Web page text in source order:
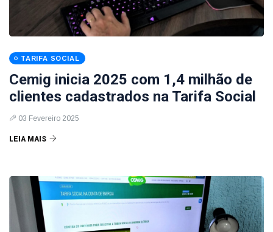
TARIFA SOCIAL
Cemig inicia 2025 com 1,4 milhão de
clientes cadastrados na Tarifa Social
03 Fevereiro 2025
LEIA MAIS